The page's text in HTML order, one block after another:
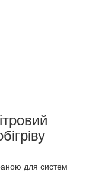
для систем